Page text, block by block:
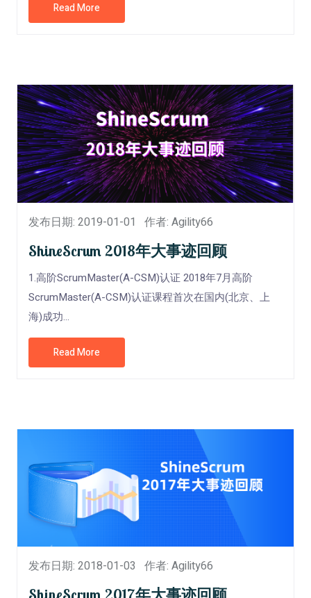
Read More
发布日期: 2019-01-01 作者: Agility66
ShineScrum 2018年大事迹回顾
1.高阶ScrumMaster(A-CSM)认证 2018年7月高阶
ScrumMaster(A-CSM)认证课程首次在国内(北京、上
海)成功...
Read More
发布日期: 2018-01-03 作者: Agility66
ShineScrum 2017年大事迹回顾